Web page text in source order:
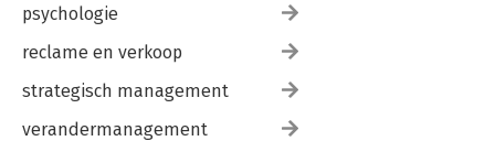
psychologie
reclame en verkoop
strategisch management
verandermanagement